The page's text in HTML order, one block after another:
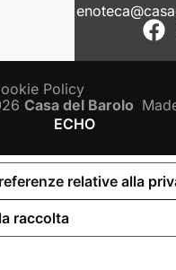
Casa del Barolo
ECHO
Policy
raccolta
relative alla